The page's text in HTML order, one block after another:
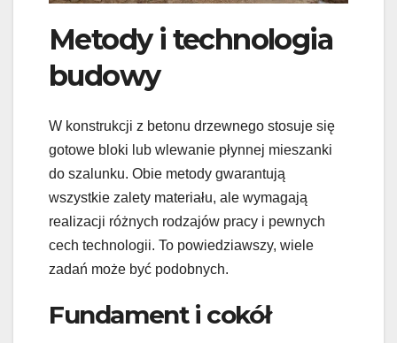
Metody i technologia
budowy
W konstrukcji z betonu drzewnego stosuje się
gotowe bloki lub wlewanie płynnej mieszanki
do szalunku. Obie metody gwarantują
wszystkie zalety materiału, ale wymagają
realizacji różnych rodzajów pracy i pewnych
cech technologii. To powiedziawszy, wiele
zadań może być podobnych.
Fundament i cokół